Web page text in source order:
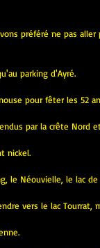
préféré ne pas
parking d'Ayré.
pour fêter les 52
par la crête Nord
nickel.
le Néouvielle, le lac de
vers le lac Tourrat,